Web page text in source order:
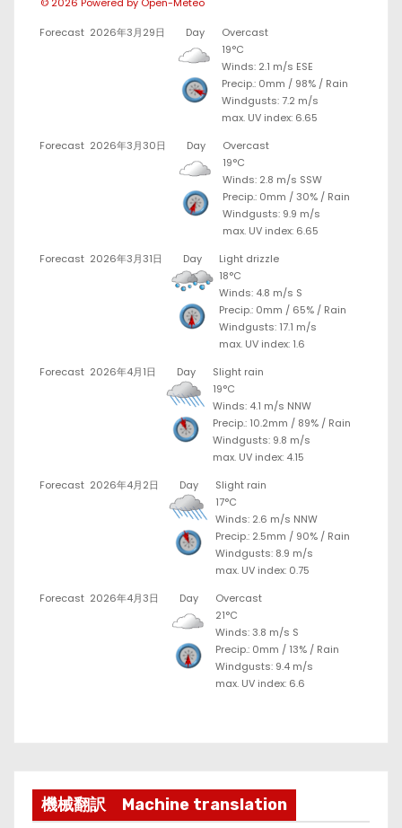
Forecast 2026年3月29日 Day
Overcast
19°C
Winds: 2.1 m/s ESE
Precip.: 0mm / 98% / Rain
Windgusts: 7.2 m/s
max. UV index: 6.65
Forecast 2026年3月30日 Day
Overcast
19°C
Winds: 2.8 m/s SSW
Precip.: 0mm /30% / Rain
Windgusts: 9.9 m/s
max. UV index: 6.65
Forecast 2026年3月31日 Day
Light drizzle
18°C
Winds: 4.8 m/s S
Precip.: 0mm / 65% / Rain
Windgusts: 17.1 m/s
max. UV index: 1.6
Forecast 2026年4月1日 Day
Slight rain
19°C
Winds: 4.1 m/s NNW
Precip.: 10.2mm / 89% / Rain
Windgusts: 9.8 m/s
max. UV index: 4.15
Forecast 2026年4月2日 Day
Slight rain
17°C
Winds: 2.6 m/s NNW
Precip.: 2.5mm / 90% / Rain
Windgusts: 8.9 m/s
max. UV index: 0.75
Forecast 2026年4月3日 Day
Overcast
21°C
Winds: 3.8 m/s S
Precip.: 0mm / 13% / Rain
Windgusts: 9.4 m/s
max. UV index: 6.6
機械翻訳 Machine translation